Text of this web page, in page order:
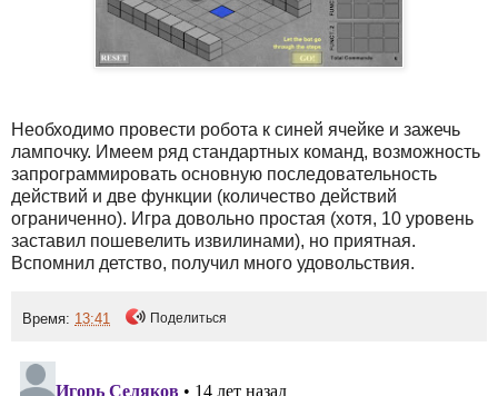
Необходимо провести робота к синей ячейке и зажечь
лампочку. Имеем ряд стандартных команд, возможность
запрограммировать основную последовательность
действий и две функции (количество действий
ограниченно). Игра довольно простая (хотя, 10 уровень
заставил пошевелить извилинами), но приятная.
Вспомнил детство, получил много удовольствия.
Время: 13:41 Поделиться